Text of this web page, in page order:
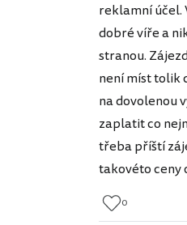
reklamní účel.
dobré víře a
stranou.
není míst tolik
na dovolenou
zaplatit co
třeba příští
takovéto ceny
0